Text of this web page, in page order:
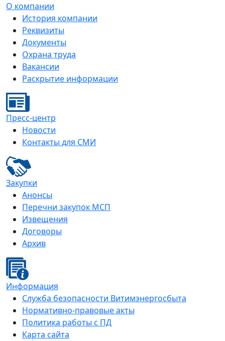
О компании
История компании
Реквизиты
Документы
Охрана труда
Вакансии
Раскрытие информации
Пресс-центр
Новости
Контакты для СМИ
Закупки
Анонсы
Перечни закупок МСП
Извещения
Договоры
Архив
Информация
Служба безопасности Витимэнергосбыта
Нормативно-правовые акты
Политика работы с ПД
Карта сайта